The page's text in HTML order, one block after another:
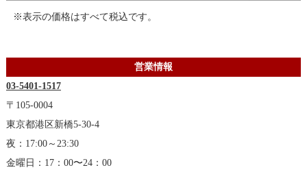
※表示の価格はすべて税込です。
営業情報
03-5401-1517
〒105-0004
東京都港区新橋5-30-4
夜：17:00～23:30
金曜日：17：00〜24：00